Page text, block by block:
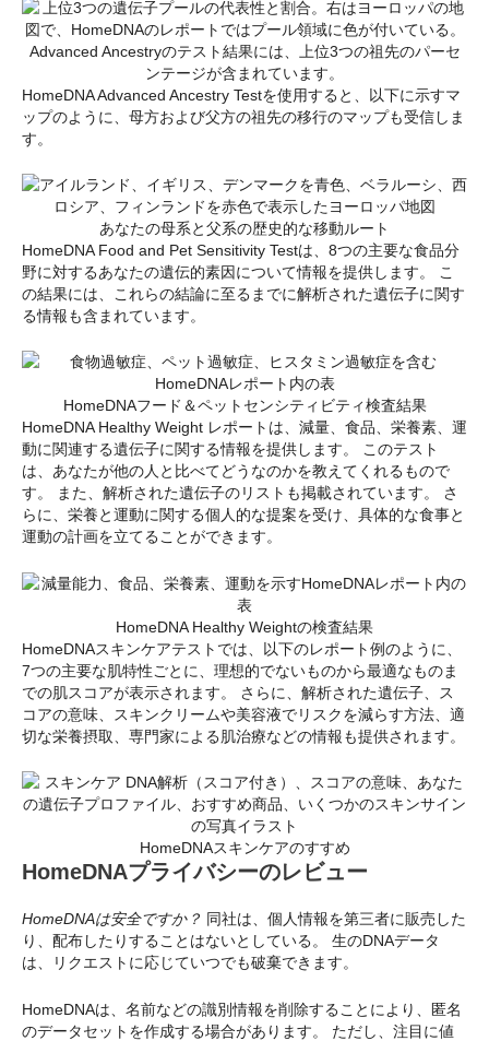
Advanced Ancestryのテスト結果には、上位3つの祖先のパーセ
ンテージが含まれています。
HomeDNA Advanced Ancestry Testを使用すると、以下に示すマ
ップのように、母方および父方の祖先の移行のマップも受信しま
す。
あなたの母系と父系の歴史的な移動ルート
HomeDNA Food and Pet Sensitivity Testは、8つの主要な食品分
野に対するあなたの遺伝的素因について情報を提供します。 こ
の結果には、これらの結論に至るまでに解析された遺伝子に関す
る情報も含まれています。
HomeDNAフード＆ペットセンシティビティ検査結果
HomeDNA Healthy Weight レポートは、減量、食品、栄養素、運
動に関連する遺伝子に関する情報を提供します。 このテスト
は、あなたが他の人と比べてどうなのかを教えてくれるもので
す。 また、解析された遺伝子のリストも掲載されています。 さ
らに、栄養と運動に関する個人的な提案を受け、具体的な食事と
運動の計画を立てることができます。
HomeDNA Healthy Weightの検査結果
HomeDNAスキンケアテストでは、以下のレポート例のように、
7つの主要な肌特性ごとに、理想的でないものから最適なものま
での肌スコアが表示されます。 さらに、解析された遺伝子、ス
コアの意味、スキンクリームや美容液でリスクを減らす方法、適
切な栄養摂取、専門家による肌治療などの情報も提供されます。
HomeDNAスキンケアのすすめ
HomeDNAプライバシーのレビュー
HomeDNAは安全ですか？ 同社は、個人情報を第三者に販売した
り、配布したりすることはないとしている。 生のDNAデータ
は、リクエストに応じていつでも破棄できます。
HomeDNAは、名前などの識別情報を削除することにより、匿名
のデータセットを作成する場合があります。 ただし、注目に値